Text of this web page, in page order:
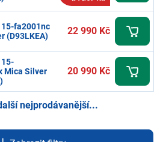
fa2001nc
(D93LKEA)
22 990 Kč
Mica Silver
20 990 Kč
nejprodávanější...